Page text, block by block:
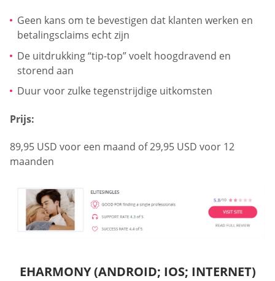
Geen kans om te bevestigen dat klanten werken en
betalingsclaims echt zijn
De uitdrukking “tip-top” voelt hoogdravend en
storend aan
Duur voor zulke tegenstrijdige uitkomsten
Prijs:
89,95 USD voor een maand of 29,95 USD voor 12
maanden
EHARMONY (ANDROID; IOS; INTERNET)